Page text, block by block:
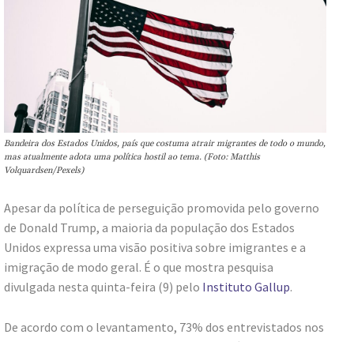
Bandeira dos Estados Unidos, país que costuma atrair migrantes de todo o mundo,
mas atualmente adota uma política hostil ao tema. (Foto: Matthis
Volquardsen/Pexels)
Apesar da política de perseguição promovida pelo governo
de Donald Trump, a maioria da população dos Estados
Unidos expressa uma visão positiva sobre imigrantes e a
imigração de modo geral. É o que mostra pesquisa
divulgada nesta quinta-feira (9) pelo Instituto Gallup.
De acordo com o levantamento, 73% dos entrevistados nos